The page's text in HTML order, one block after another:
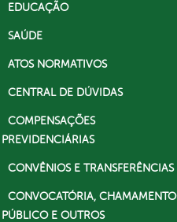
EDUCAÇÃO
SAÚDE
ATOS NORMATIVOS
CENTRAL DE DÚVIDAS
COMPENSAÇÕES
PREVIDENCIÁRIAS
CONVÊNIOS E TRANSFERÊNCIAS
CONVOCATÓRIA, CHAMAMENTO
PÚBLICO E OUTROS